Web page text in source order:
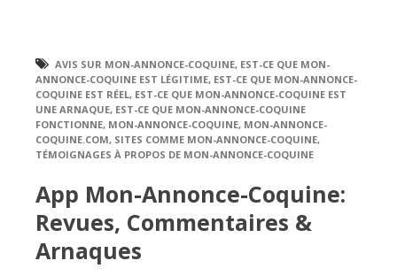
AVIS SUR MON-ANNONCE-COQUINE, EST-CE QUE MON-
ANNONCE-COQUINE EST LÉGITIME, EST-CE QUE MON-ANNONCE-
COQUINE EST RÉEL, EST-CE QUE MON-ANNONCE-COQUINE EST
UNE ARNAQUE, EST-CE QUE MON-ANNONCE-COQUINE
FONCTIONNE, MON-ANNONCE-COQUINE, MON-ANNONCE-
COQUINE.COM, SITES COMME MON-ANNONCE-COQUINE,
TÉMOIGNAGES À PROPOS DE MON-ANNONCE-COQUINE
App Mon-Annonce-Coquine:
Revues, Commentaires &
Arnaques